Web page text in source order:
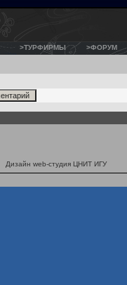
>ТУРФИРМЫ >ФОРУМ
Дизайн web-студия ЦНИТ ИГУ